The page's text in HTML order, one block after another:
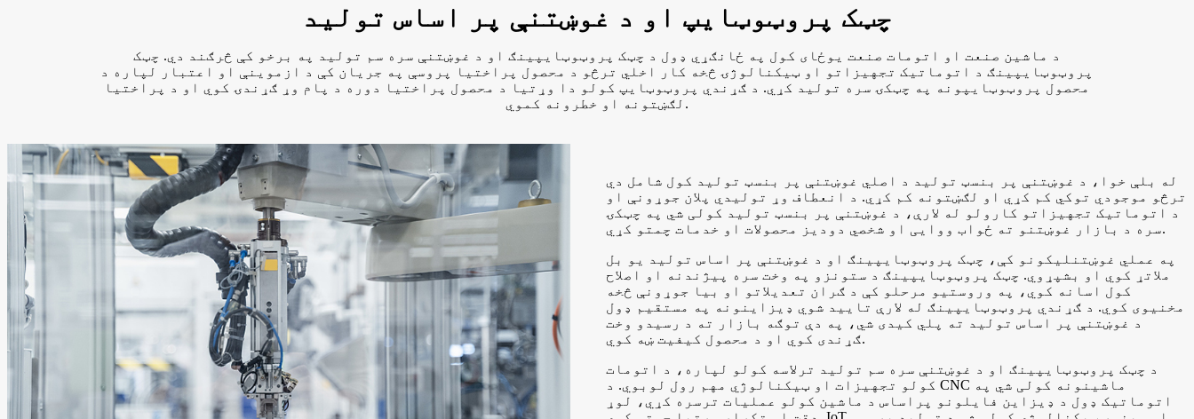
چټک پروټوټایپ او د غوښتنې پر اساس تولید
د ماشین صنعت او اتومات صنعت یوځای کول په ځانګړي ډول د چټک پروټوټایپینګ او د غوښتنې سره سم تولید په برخو کې څرګند دي. چټک
پروټوټایپینګ د اتوماتیک تجهیزاتو او ټیکنالوژۍ څخه کار اخلي ترڅو د محصول پراختیا پروسې په جریان کې د ازموینې او اعتبار لپاره د
محصول پروټوټایپونه په چټکۍ سره تولید کړي. د ګړندي پروټوټایپ کولو دا وړتیا د محصول پراختیا دوره د پام وړ ګړندۍ کوي او د پراختیا
لګښتونه او خطرونه کموي.
له بلې خوا، د غوښتنې پر بنسټ تولید د اصلي غوښتنې پر بنسټ تولید کول شامل دي
ترڅو موجودي توکي کم کړي او لګښتونه کم کړي. د انعطاف وړ تولیدي پلان جوړونې او
د اتوماتیک تجهیزاتو کارولو له لارې، د غوښتنې پر بنسټ تولید کولی شي په چټکۍ
سره د بازار غوښتنو ته ځواب ووایی او شخصي دودیز محصولات او خدمات چمتو کړي.
په عملي غوښتنلیکونو کې، چټک پروټوټایپینګ او د غوښتنې پر اساس تولید یو بل
ملاتړ کوي او بشپړوي. چټک پروټوټایپینګ د ستونزو په وخت سره پیژندنه او اصلاح
کول اسانه کوي، په وروستیو مرحلو کې د ګران تعدیلاتو او بیا جوړونې څخه
مخنیوی کوي. د ګړندي پروټوټایپینګ له لارې تایید شوي ډیزاینونه په مستقیم ډول
د غوښتنې پر اساس تولید ته پلي کیدی شي، په دې توګه بازار ته د رسیدو وخت
ګړندی کوي او د محصول کیفیت ښه کوي.
د چټک پروټوټایپینګ او د غوښتنې سره سم تولید ترلاسه کولو لپاره، د اتومات
کولو تجهیزات او ټیکنالوژي مهم رول لوبوي. د CNC ماشینونه کولی شي په
اتوماتيک ډول د ډیزاین فایلونو پراساس د ماشین کولو عملیات ترسره کړي، لوړ